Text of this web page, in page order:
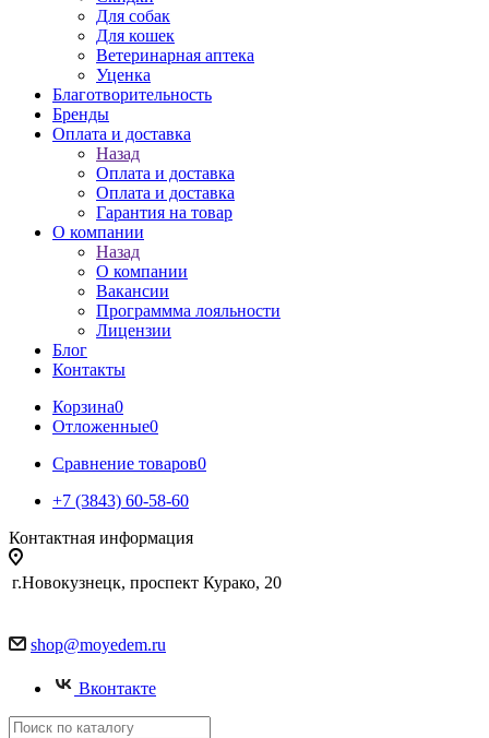
Для собак
Для кошек
Ветеринарная аптека
Уценка
Благотворительность
Бренды
Оплата и доставка
Назад
Оплата и доставка
Оплата и доставка
Гарантия на товар
О компании
Назад
О компании
Вакансии
Программма лояльности
Лицензии
Блог
Контакты
Корзина0
Отложенные0
Сравнение товаров0
+7 (3843) 60-58-60
Контактная информация
г.Новокузнецк, проспект Курако, 20
shop@moyedem.ru
Вконтакте